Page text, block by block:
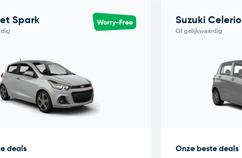
Spark Worry-Free
deals
Suzuki Celerio
Of gelijkwaardig
Onze beste deals